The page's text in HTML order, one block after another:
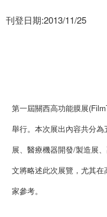
刊登日期:2013/11/25
第一屆關西高功能膜展
舉行。本次展出內容共分
展、醫療機器開發/製造展
文將略述此次展覽，尤其
家參考。